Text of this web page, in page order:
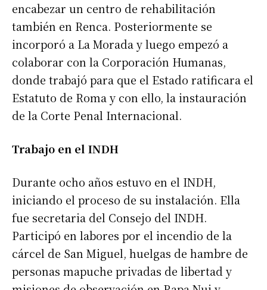
encabezar un centro de rehabilitación
también en Renca. Posteriormente se
incorporó a La Morada y luego empezó a
colaborar con la Corporación Humanas,
donde trabajó para que el Estado ratificara el
Estatuto de Roma y con ello, la instauración
de la Corte Penal Internacional.
Trabajo en el INDH
Durante ocho años estuvo en el INDH,
iniciando el proceso de su instalación. Ella
fue secretaria del Consejo del INDH.
Participó en labores por el incendio de la
cárcel de San Miguel, huelgas de hambre de
personas mapuche privadas de libertad y